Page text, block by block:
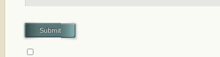
Submit